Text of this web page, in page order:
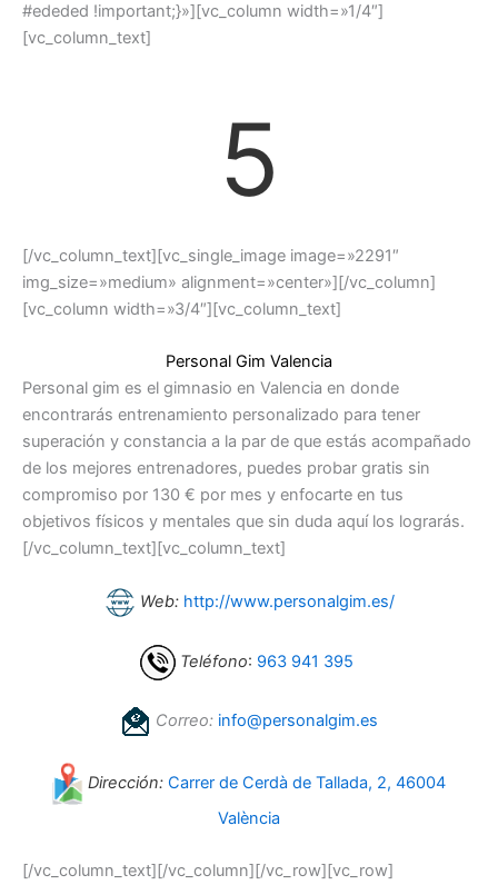
#ededed !important;}»][vc_column width=»1/4″]
[vc_column_text]
5
[/vc_column_text][vc_single_image image=»2291″
img_size=»medium» alignment=»center»][/vc_column]
[vc_column width=»3/4″][vc_column_text]
Personal Gim Valencia
Personal gim es el gimnasio en Valencia en donde
encontrarás entrenamiento personalizado para tener
superación y constancia a la par de que estás acompañado
de los mejores entrenadores, puedes probar gratis sin
compromiso por 130 € por mes y enfocarte en tus
objetivos físicos y mentales que sin duda aquí los lograrás.
[/vc_column_text][vc_column_text]
Web: http://www.personalgim.es/
Teléfono: 963 941 395
Correo: info@personalgim.es
Dirección: Carrer de Cerdà de Tallada, 2, 46004
València
[/vc_column_text][/vc_column][/vc_row][vc_row]